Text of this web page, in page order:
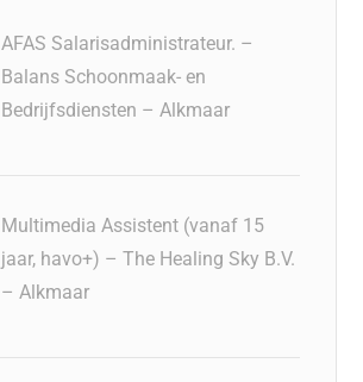
AFAS Salarisadministrateur. –
Balans Schoonmaak- en
Bedrijfsdiensten – Alkmaar
Multimedia Assistent (vanaf 15
jaar, havo+) – The Healing Sky B.V.
– Alkmaar